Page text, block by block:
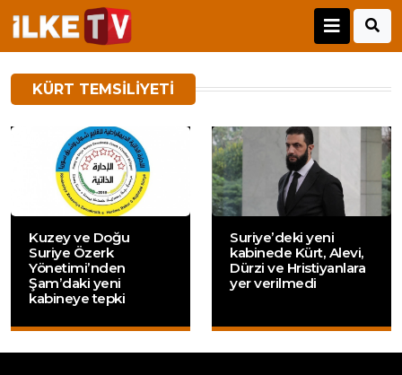
KÜRT TEMSILIYETI
Kuzey ve Doğu
Suriye Özerk
Yönetimi’nden
Şam’daki yeni
kabineye tepki
Suriye’deki yeni
kabinede Kürt, Alevi,
Dürzi ve Hristiyanlara
yer verilmedi